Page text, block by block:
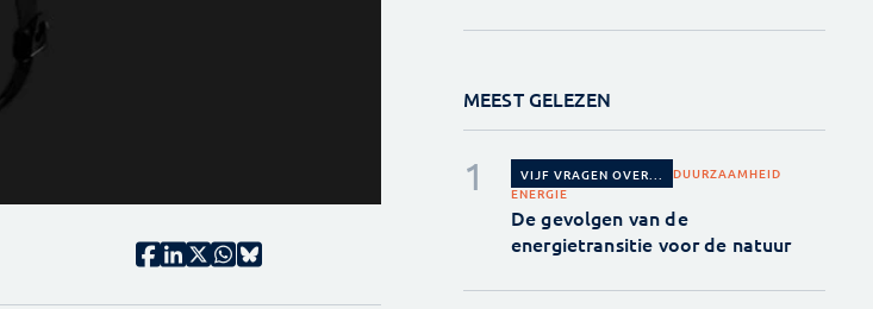
MEEST GELEZEN
VIJF VRAGEN OVER...
DUURZAAMHEID
ENERGIE
De gevolgen van de
energietransitie voor de natuur